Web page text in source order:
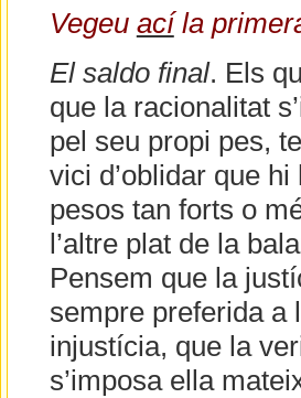
Vegeu acíla
El saldo final. Els
que la racionalitat
pel seu propi pes,
vici d’oblidar que hi
pesos tan forts o
l’altre plat de la
Pensem que la
sempre preferida a
injustícia, que la
s’imposa ella